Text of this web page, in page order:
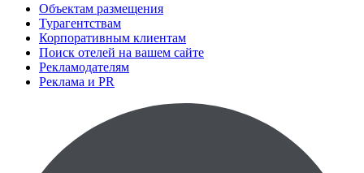
Объектам размещения
Турагентствам
Корпоративным клиентам
Поиск отелей на вашем сайте
Рекламодателям
Реклама и PR